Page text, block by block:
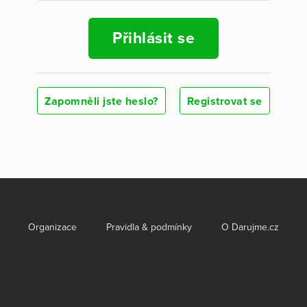
Přihlásit se
Zapomněli jste heslo? Registrovat se
Organizace Pravidla & podmínky O Darujme.cz